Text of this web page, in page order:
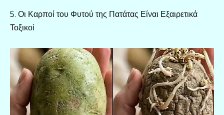
5. Οι Καρποί του Φυτού της Πατάτας Είναι Εξαιρετικά
Τοξικοί